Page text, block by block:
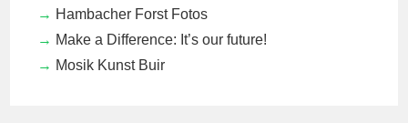
Hambacher Forst Fotos
Make a Difference: It’s our future!
Mosik Kunst Buir